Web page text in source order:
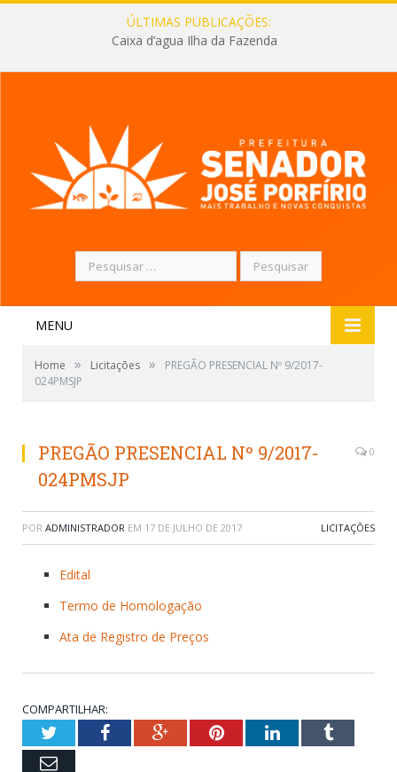
ÚLTIMAS PUBLICAÇÕES:
Caixa d’agua Ilha da Fazenda
Pesquisar
por:
MENU
Home » Licitações »
PREGÃO PRESENCIAL Nº 9/2017-
024PMSJP
PREGÃO PRESENCIAL Nº 9/2017-
024PMSJP
0
POR ADMINISTRADOR EM 17 DE JULHO DE 2017 LICITAÇÕES
Edital
Termo de Homologação
Ata de Registro de Preços
COMPARTILHAR:
TwitterFacebookGoogle+PinterestLinkedInTumblr
Email